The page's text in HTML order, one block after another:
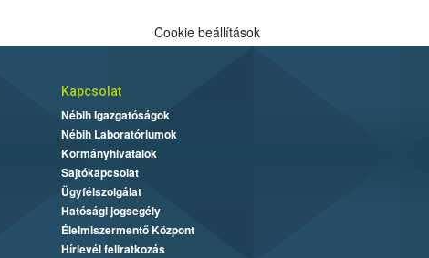
Cookie beállítások
Kapcsolat
Nébih Igazgatóságok
Nébih Laboratóriumok
Kormányhivatalok
Sajtókapcsolat
Ügyfélszolgálat
Hatósági jogsegély
Élelmiszermentő Központ
Hírlevél feliratkozás